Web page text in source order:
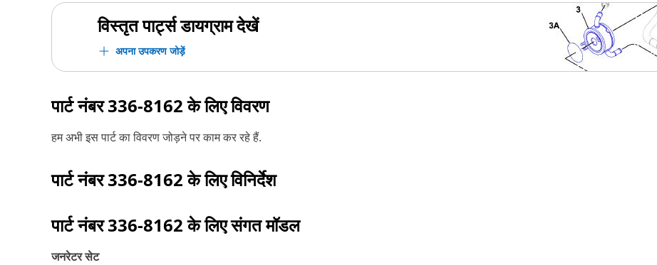
विस्तृत पार्ट्स डायग्राम देखें
अपना उपकरण जोड़ें
पार्ट नंबर336-8162के लिए विवरण
हम अभी इस पार्ट का विवरण जोड़ने पर काम कर रहे हैं.
पार्ट नंबर336-8162के लिए विनिर्देश
पार्ट नंबर336-8162के लिए संगत मॉडल
जनरेटर सेट